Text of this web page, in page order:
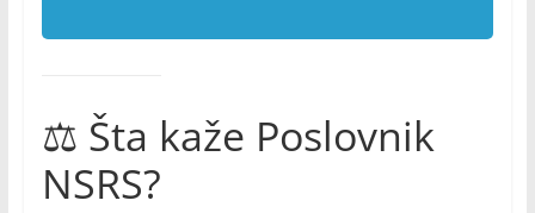
⚖️ Šta kaže Poslovnik
NSRS?